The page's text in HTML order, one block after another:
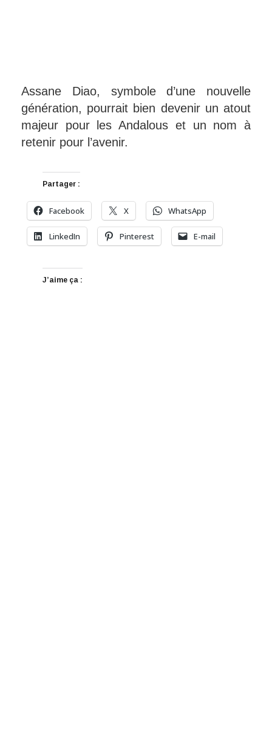
Assane Diao, symbole d’une nouvelle
génération, pourrait bien devenir un atout
majeur pour les Andalous et un nom à
retenir pour l’avenir.
Partager :
Facebook X WhatsApp
LinkedIn Pinterest E-mail
J’aime ça :